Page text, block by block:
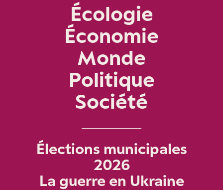
Écologie
Économie
Monde
Politique
Société
Élections municipales
2026
La guerre en Ukraine